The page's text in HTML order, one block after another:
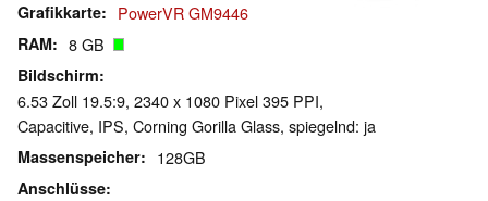
Grafikkarte PowerVR GM9446
RAM 8 GB
Bildschirm
6.53 Zoll 19.5:9, 2340 x 1080 Pixel 395 PPI,
Capacitive, IPS, Corning Gorilla Glass, spiegelnd: ja
Massenspeicher 128GB
Anschlüsse